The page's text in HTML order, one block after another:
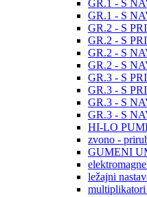
GR.1 - S
GR.1 - S
GR.2 - S
GR.2 - S
GR.2 - S
GR.2 - S
GR.3 - S
GR.3 - S
GR.3 - S
GR.3 - S
HI-LO
zvono -
GUMENI
ležajni
multiplikatori